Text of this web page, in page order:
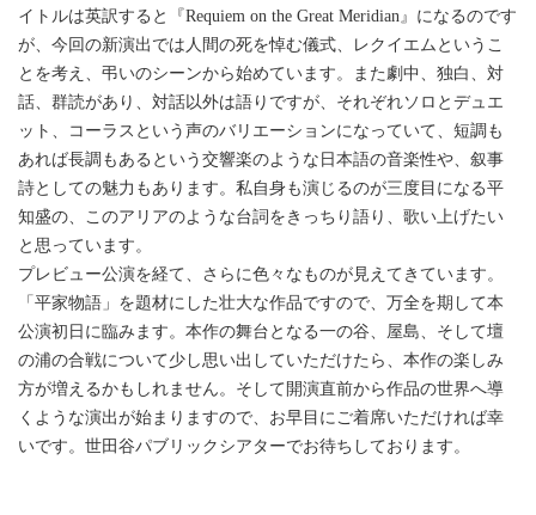
イトルは英訳すると『Requiem on the Great Meridian』になるのです
が、今回の新演出では人間の死を悼む儀式、レクイエムというこ
とを考え、弔いのシーンから始めています。また劇中、独白、対
話、群読があり、対話以外は語りですが、それぞれソロとデュエ
ット、コーラスという声のバリエーションになっていて、短調も
あれば長調もあるという交響楽のような日本語の音楽性や、叙事
詩としての魅力もあります。私自身も演じるのが三度目になる平
知盛の、このアリアのような台詞をきっちり語り、歌い上げたい
と思っています。
プレビュー公演を経て、さらに色々なものが見えてきています。
「平家物語」を題材にした壮大な作品ですので、万全を期して本
公演初日に臨みます。本作の舞台となる一の谷、屋島、そして壇
の浦の合戦について少し思い出していただけたら、本作の楽しみ
方が増えるかもしれません。そして開演直前から作品の世界へ導
くような演出が始まりますので、お早目にご着席いただければ幸
いです。世田谷パブリックシアターでお待ちしております。